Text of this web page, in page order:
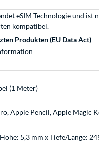
eSIM Technologie und ist
kompatibel.
Produkten (EU Data Act)
(1 Meter)
Apple Pencil, Apple Magic
5,3 mm x Tiefe/Länge: